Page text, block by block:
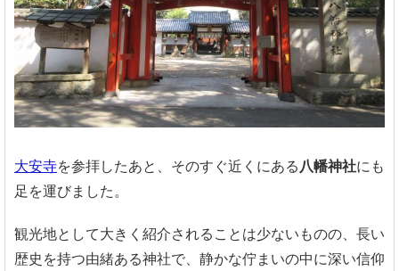
大安寺を参拝したあと、そのすぐ近くにある八幡神社にも
足を運びました。
観光地として大きく紹介されることは少ないものの、長い
歴史を持つ由緒ある神社で、静かな佇まいの中に深い信仰